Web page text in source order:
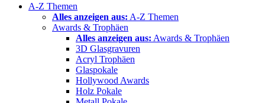
A-Z Themen
Alles anzeigen aus: A-Z Themen
Awards & Trophäen
Alles anzeigen aus: Awards & Trophäen
3D Glasgravuren
Acryl Trophäen
Glaspokale
Hollywood Awards
Holz Pokale